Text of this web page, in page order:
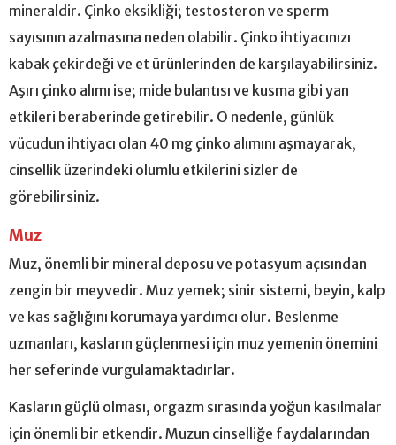
mineraldir. Çinko eksikliği; testosteron ve sperm
sayısının azalmasına neden olabilir. Çinko ihtiyacınızı
kabak çekirdeği ve et ürünlerinden de karşılayabilirsiniz.
Aşırı çinko alımı ise; mide bulantısı ve kusma gibi yan
etkileri beraberinde getirebilir. O nedenle, günlük
vücudun ihtiyacı olan 40 mg çinko alımını aşmayarak,
cinsellik üzerindeki olumlu etkilerini sizler de
görebilirsiniz.
Muz
Muz, önemli bir mineral deposu ve potasyum açısından
zengin bir meyvedir. Muz yemek; sinir sistemi, beyin, kalp
ve kas sağlığını korumaya yardımcı olur. Beslenme
uzmanları, kasların güçlenmesi için muz yemenin önemini
her seferinde vurgulamaktadırlar.
Kasların güçlü olması, orgazm sırasında yoğun kasılmalar
için önemli bir etkendir. Muzun cinselliğe faydalarından